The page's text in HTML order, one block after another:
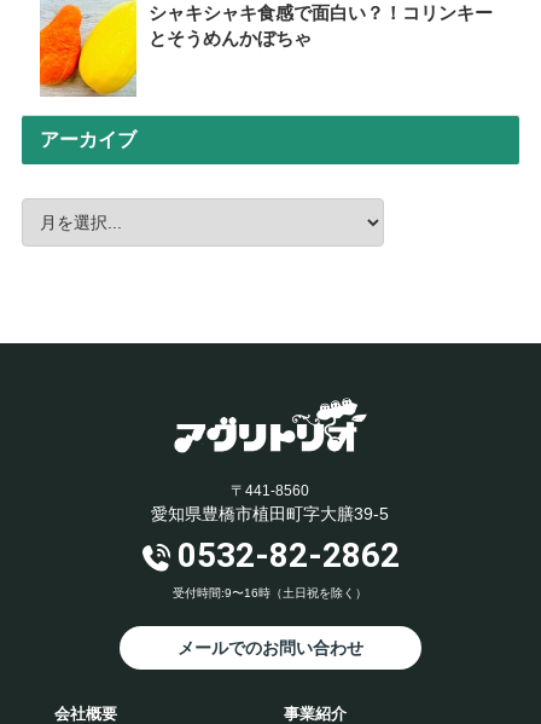
シャキシャキ食感で面白い？！コリンキー
とそうめんかぼちゃ
アーカイブ
〒441-8560
愛知県豊橋市植田町字大膳39-5
0532-82-2862
受付時間:9〜16時（土日祝を除く）
メールでのお問い合わせ
会社概要 事業紹介